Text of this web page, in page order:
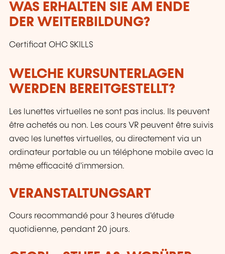
WAS ERHALTEN SIE AM ENDE
DER WEITERBILDUNG?
Certificat OHC SKILLS
WELCHE KURSUNTERLAGEN
WERDEN BEREITGESTELLT?
Les lunettes virtuelles ne sont pas inclus. Ils peuvent
être achetés ou non. Les cours VR peuvent être suivis
avec les lunettes virtuelles, ou directement via un
ordinateur portable ou un téléphone mobile avec la
même efficacité d'immersion.
VERANSTALTUNGSART
Cours recommandé pour 3 heures d'étude
quotidienne, pendant 20 jours.